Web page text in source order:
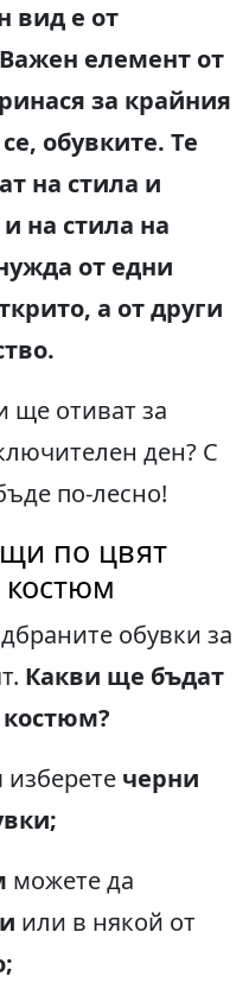
вид е от
елемент от
за крайния
обувките. Те
на стила и
на стила на
от едни
а от други
ще отиват за
ден? С
по-лесно!
по цвят
костюм
обувки за
Какви ще бъдат
изберете черни
;
можете да
или в някой от
;